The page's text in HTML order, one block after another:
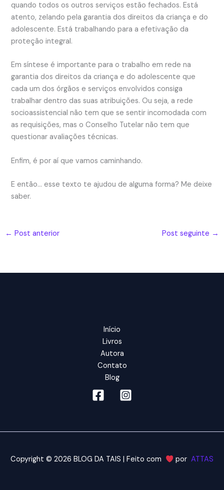
quando todos os outros serviços estão fechados. Está
atento, zelando pela garantia dos direitos da criança e do
adolescente. Está trabalhando para a efetivação da
proteção integral.
Em síntese é importante para o trabalho em rede na
garantia dos direitos da criança e do adolescente que
cada um dos órgãos e serviços envolvidos consiga
trabalhar dentro das suas atribuições. Ou seja, a rede
socioassistencial não tem que se sentir incomodada com
as requisições, mas o Conselho Tutelar não tem que
questionar avaliações técnicas.
Enfim, é por aí que vamos caminhando.
E então… esse texto te ajudou de alguma forma? Me deixe
saber.
← Post anterior Post seguinte →
Início
Livros
Autora
Contato
Blog
Copyright © 2026 BLOG DA TAIS | Feito com por ATTAS